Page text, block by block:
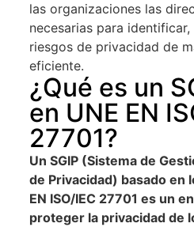
las organizaciones las
necesarias para
riesgos de privacidad de
eficiente.
¿Qué es un
en UNE EN
27701?
Un SGIP (Sistema de
de Privacidad) basado en
EN ISO/IEC 27701 es un
proteger la privacidad de